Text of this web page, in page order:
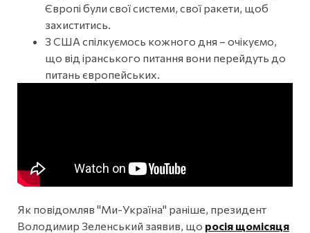
Європі були свої системи, свої ракети, щоб
захиститись.
З США спілкуємось кожного дня – очікуємо,
що від іранського питання вони перейдуть до
питань європейських.
Як повідомляв "Ми-Україна" раніше, президент
Володимир Зеленський заявив, що росія щомісяця